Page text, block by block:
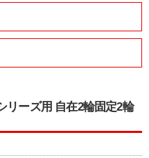
リーズ用 自在2輪固定2輪